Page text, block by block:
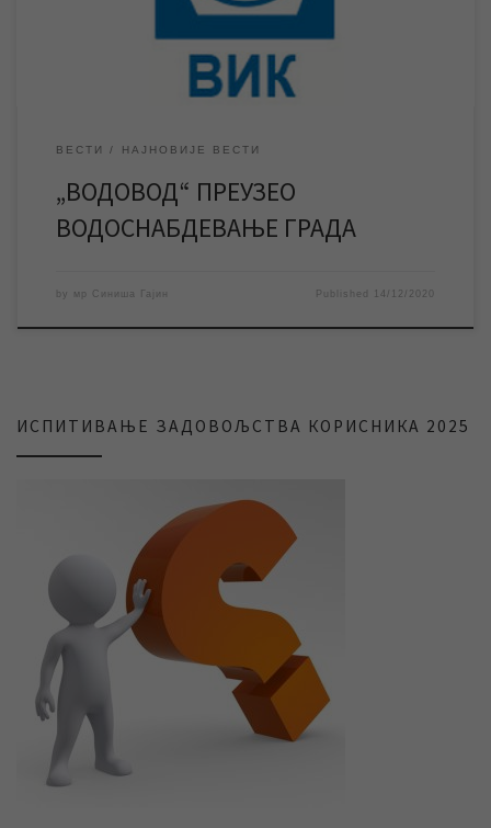
часовима на постројењу није у могућности […]
ВЕСТИ НАЈНОВИЈЕ ВЕСТИ
„ВОДОВОД“ ПРЕУЗЕО
ВОДОСНАБДЕВАЊЕ ГРАДА
by мр Синиша Гајин Published 14/12/2020
ИСПИТИВАЊЕ ЗАДОВОЉСТВА КОРИСНИКА 2025